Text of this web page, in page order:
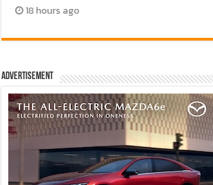
18 hours ago
Advertisement